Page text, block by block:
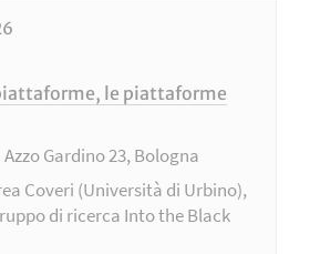
le piattaforme
Azzo Gardino 23, Bologna
Coveri (Università di Urbino),
di ricerca Into the Black